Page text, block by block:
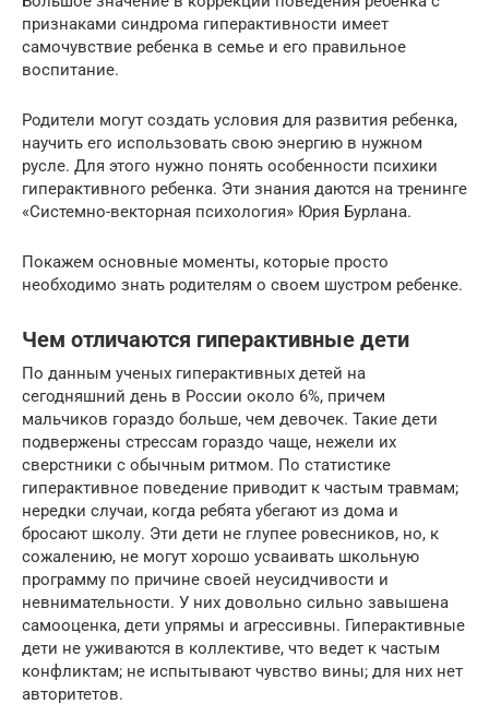
признаками синдрома гиперактивности имеет
самочувствие ребенка в семье и его правильное
воспитание.
Родители могут создать условия для развития ребенка,
научить его использовать свою энергию в нужном
русле. Для этого нужно понять особенности психики
гиперактивного ребенка. Эти знания даются на тренинге
«Системно-векторная психология» Юрия Бурлана.
Покажем основные моменты, которые просто
необходимо знать родителям о своем шустром ребенке.
Чем отличаются гиперактивные дети
По данным ученых гиперактивных детей на
сегодняшний день в России около 6%, причем
мальчиков гораздо больше, чем девочек. Такие дети
подвержены стрессам гораздо чаще, нежели их
сверстники с обычным ритмом. По статистике
гиперактивное поведение приводит к частым травмам;
нередки случаи, когда ребята убегают из дома и
бросают школу. Эти дети не глупее ровесников, но, к
сожалению, не могут хорошо усваивать школьную
программу по причине своей неусидчивости и
невнимательности. У них довольно сильно завышена
самооценка, дети упрямы и агрессивны. Гиперактивные
дети не уживаются в коллективе, что ведет к частым
конфликтам; не испытывают чувство вины; для них нет
авторитетов.